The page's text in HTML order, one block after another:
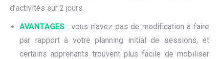
d’activités sur 2 jours.
AVANTAGES : vous n’avez pas de modification à faire
par rapport à votre planning initial de sessions, et
certains apprenants trouvent plus facile de mobiliser